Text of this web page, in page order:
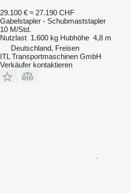
29.100 € ≈ 27.190 CHF
Gabelstapler - Schubmaststapler
10 M/Std.
Nutzlast 1.600 kg Hubhöhe 4,8 m
Deutschland, Freisen
ITL Transportmaschinen GmbH
Verkäufer kontaktieren